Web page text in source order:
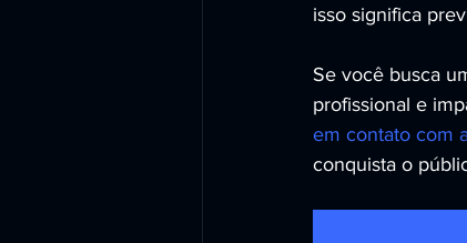
isso significa
Se você busca
profissional e
em contato com
conquista o